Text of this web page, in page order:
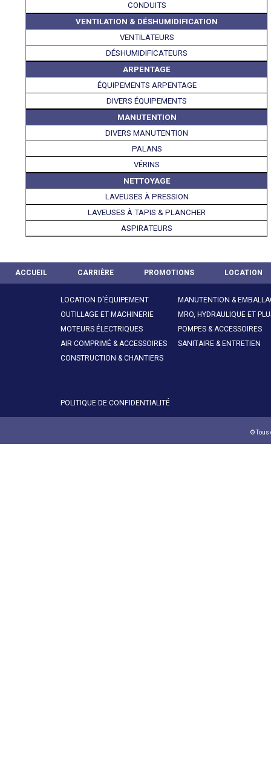
CONDUITS
VENTILATION & DÉSHUMIDIFICATION
VENTILATEURS
DÉSHUMIDIFICATEURS
ARPENTAGE
ÉQUIPEMENTS ARPENTAGE
DIVERS ÉQUIPEMENTS
MANUTENTION
DIVERS MANUTENTION
PALANS
VÉRINS
NETTOYAGE
LAVEUSES À PRESSION
LAVEUSES À TAPIS & PLANCHER
ASPIRATEURS
ACCUEIL CARRIÈRE PROMOTIONS LOCATION
LOCATION D'ÉQUIPEMENT
OUTILLAGE ET MACHINERIE
MOTEURS ÉLECTRIQUES
AIR COMPRIMÉ & ACCESSOIRES
CONSTRUCTION & CHANTIERS
MANUTENTION &
MRO, HYDRAULIQUE ET
POMPES & ACCESSOIRES
SANITAIRE & ENTRETIEN
POLITIQUE DE CONFIDENTIALITÉ
© Tous